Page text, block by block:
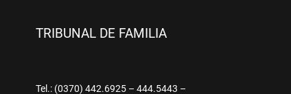
TRIBUNAL DE FAMILIA
Tel.: (0370) 442.6925 – 444.5443 –